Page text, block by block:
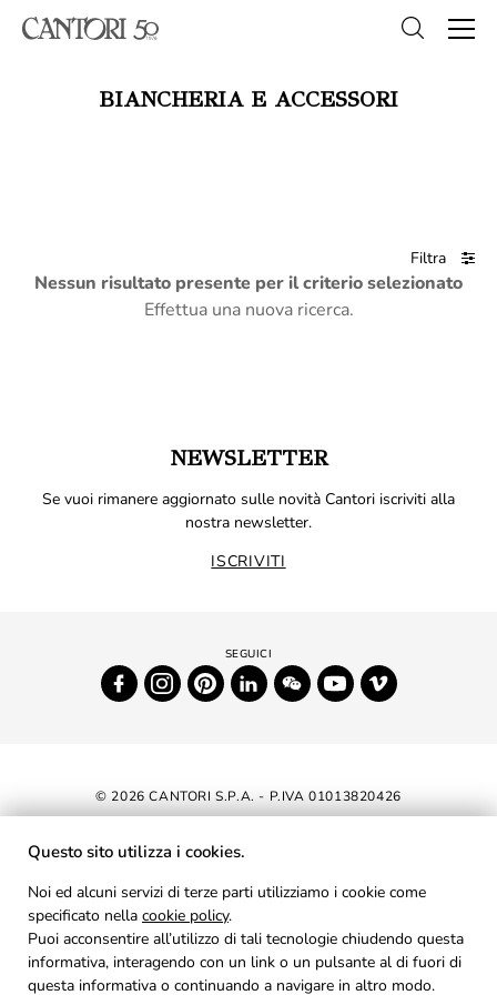
BIANCHERIA E ACCESSORI
Filtra
Nessun risultato presente per il criterio selezionato
Effettua una nuova ricerca.
NEWSLETTER
Se vuoi rimanere aggiornato sulle novità Cantori iscriviti alla
nostra newsletter.
ISCRIVITI
© 2026 CANTORI S.P.A. - P.IVA 01013820426
DICHIARAZIONE DI ACCESSIBILITÀ
AREA RISERVATA
PRIVACY
COOKIES
Questo sito utilizza i cookies.
Noi ed alcuni servizi di terze parti utilizziamo i cookie come
specificato nella cookie policy.
Puoi acconsentire all’utilizzo di tali tecnologie chiudendo questa
informativa, interagendo con un link o un pulsante al di fuori di
questa informativa o continuando a navigare in altro modo.